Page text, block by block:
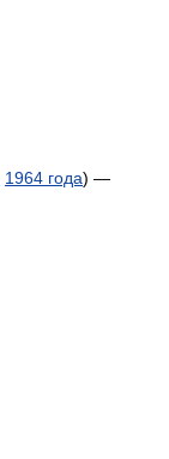
1964 года) —